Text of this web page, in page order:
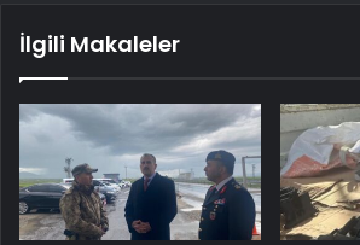
İlgili Makaleler